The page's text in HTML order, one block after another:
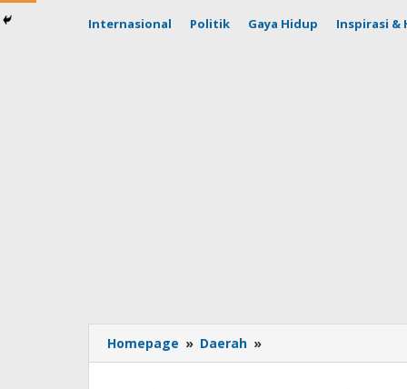
Internasional Politik Gaya Hidup Inspirasi &
Homepage » Daerah »
Sumedang